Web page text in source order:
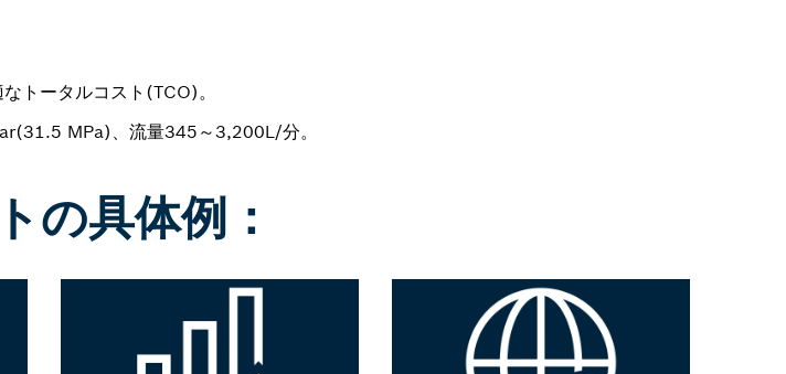
トータルコスト(TCO)。
MPa)、流量345～3,200L/分。
の具体例：